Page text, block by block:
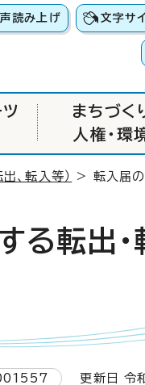
読み上げ 文字サ
まちづく
人権・環
、転入等） > 転入届の
る転出・
更新日 令